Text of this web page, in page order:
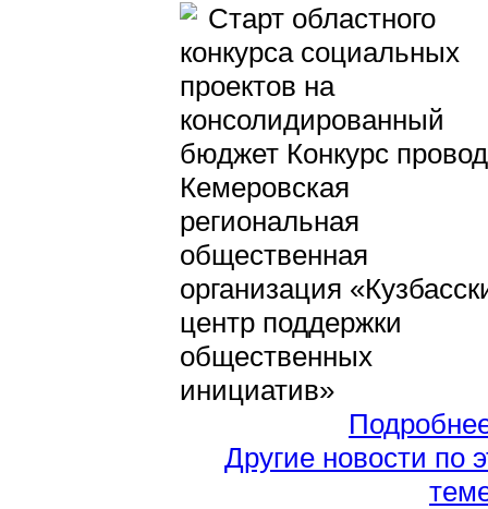
Старт областного
конкурса социальных
проектов на
консолидированный
бюджет Конкурс
Кемеровская
региональная
общественная
организация
центр поддержки
общественных
инициатив»
Другие новости по